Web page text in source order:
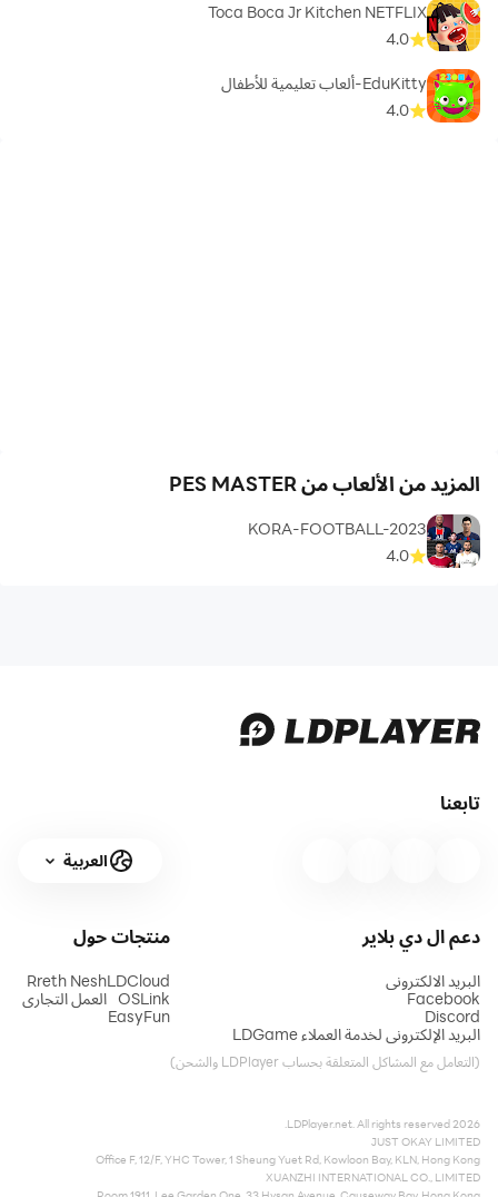
Toca Boca Jr Kitchen NETFLIX
4.0
EduKitty-ألعاب تعليمية للأطفال
4.0
المزيد من الألعاب من PES MASTER
KORA-FOOTBALL-2023
4.0
تابعنا
العربية
دعم ال دي بلاير
البريد الالكتروني
Facebook
Discord
البريد الإلكتروني لخدمة العملاء LDGame
(التعامل مع المشاكل المتعلقة بحساب LDPlayer والشحن)
منتجات
LDCloud
OSLink
EasyFun
حول
Rreth Nesh
العمل التجاري
2026 LDPlayer.net. All rights reserved.
JUST OKAY LIMITED
Office F, 12/F, YHC Tower, 1 Sheung Yuet Rd, Kowloon Bay, KLN, Hong Kong
XUANZHI INTERNATIONAL CO., LIMITED